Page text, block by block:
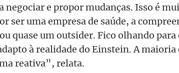
negociar e propor mudanças. Isso é
ser uma empresa de saúde, a
quase um outsider. Fico olhando
à realidade do Einstein. A
reativa”, relata.